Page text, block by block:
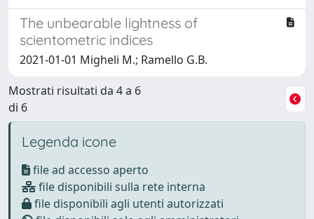
The unbearable lightness of
scientometric indices
2021-01-01 Migheli M.; Ramello G.B.
Mostrati risultati da 4 a 6
di 6
Legenda icone
file ad accesso aperto
file disponibili sulla rete interna
file disponibili agli utenti autorizzati